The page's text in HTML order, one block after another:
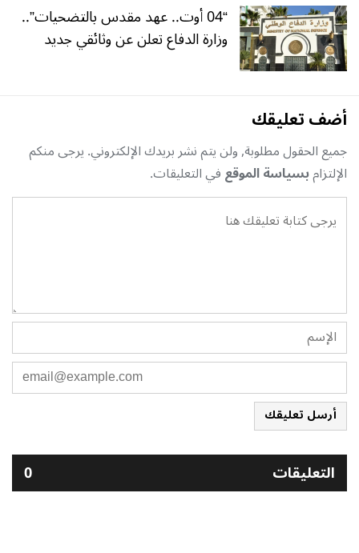
“04 أوت.. عهد مقدس بالتضحيات”..
وزارة الدفاع تعلن عن وثائقي جديد
أضف تعليقك
جميع الحقول مطلوبة, ولن يتم نشر بريدك الإلكتروني. يرجى منكم
الإلتزامبسياسة الموقعفي التعليقات.
أرسل تعليقك
التعليقات 0